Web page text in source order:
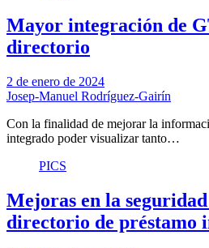
Mayor integración de
directorio
2 de enero de 2024
Josep-Manuel Rodríguez-Gairín
Con la finalidad de mejorar la
integrado poder visualizar tanto…
PICS
Mejoras en la seguridad
directorio de préstamo